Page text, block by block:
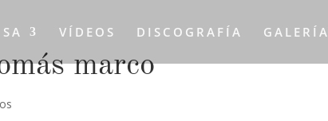
VÍDEOS DISCOGRAFÍA GALERÍA
marco